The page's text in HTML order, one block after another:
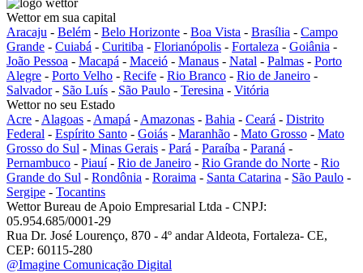
Wettor em sua capital
Aracaju - Belém - Belo Horizonte - Boa Vista - Brasília - Campo
Grande - Cuiabá - Curitiba - Florianópolis - Fortaleza - Goiânia -
João Pessoa - Macapá - Maceió - Manaus - Natal - Palmas - Porto
Alegre - Porto Velho - Recife - Rio Branco - Rio de Janeiro -
Salvador- São Luís - São Paulo - Teresina - Vitória
Wettor no seu Estado
Acre - Alagoas - Amapá - Amazonas - Bahia - Ceará - Distrito
Federal - Espírito Santo - Goiás - Maranhão - Mato Grosso - Mato
Grosso do Sul - Minas Gerais - Pará - Paraíba - Paraná -
Pernambuco - Piauí- Rio de Janeiro - Rio Grande do Norte - Rio
Grande do Sul - Rondônia - Roraima - Santa Catarina - São Paulo -
Sergipe - Tocantins
Wettor Bureau de Apoio Empresarial Ltda - CNPJ:
05.954.685/0001-29
Rua Dr. José Lourenço, 870 - 4º andar Aldeota, Fortaleza- CE,
CEP: 60115-280
@Imagine Comunicação Digital